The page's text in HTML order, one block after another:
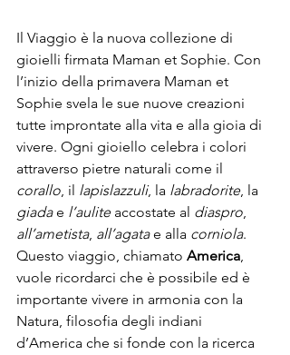
Il Viaggio è la nuova collezione di
gioielli firmata Maman et Sophie. Con
l’inizio della primavera Maman et
Sophie svela le sue nuove creazioni
tutte improntate alla vita e alla gioia di
vivere. Ogni gioiello celebra i colori
attraverso pietre naturali come il
corallo, il lapislazzuli, la labradorite, la
giada e l’aulite accostate al diaspro,
all’ametista, all’agata e alla corniola.
Questo viaggio, chiamato America,
vuole ricordarci che è possibile ed è
importante vivere in armonia con la
Natura, filosofia degli indiani
d’America che si fonde con la ricerca